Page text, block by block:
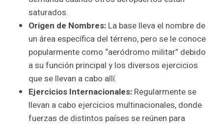
saturados.
Origen de Nombres: La base lleva el nombre de
un área específica del térreno, pero se le conoce
popularmente como “aeródromo militar” debido
a su función principal y los diversos ejercicios
que se llevan a cabo allí.
Ejercicios Internacionales: Regularmente se
llevan a cabo ejercicios multinacionales, donde
fuerzas de distintos países se reúnen para